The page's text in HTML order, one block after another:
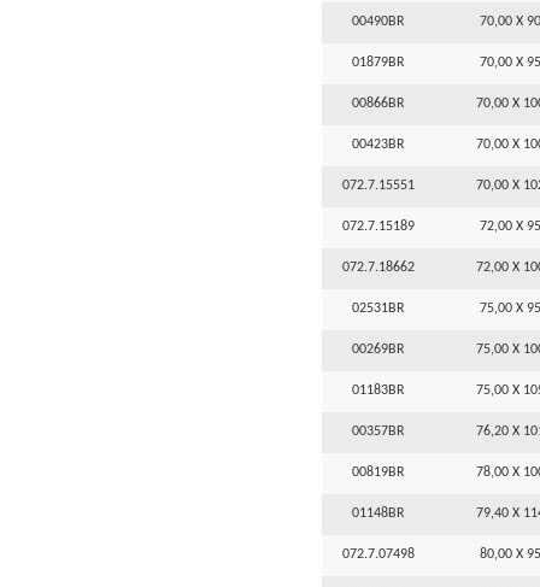
00490BR 70,00 X
01879BR 70,00 X
00866BR 70,00 X
00423BR 70,00 X
072.7.15551 70,00 X
072.7.15189 72,00 X
072.7.18662 72,00 X
02531BR 75,00 X
00269BR 75,00 X
01183BR 75,00 X
00357BR 76,20 X
00819BR 78,00 X
01148BR 79,40 X
072.7.07498 80,00 X